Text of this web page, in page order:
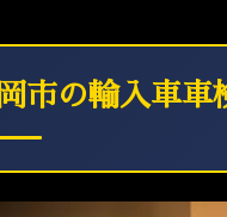
市の輸入車